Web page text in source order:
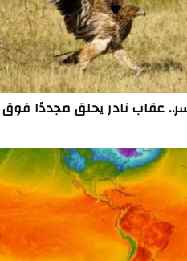
عقاب نادر يحلق مجددًا فوق